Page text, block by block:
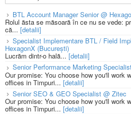
BTL Account Manager Senior @
Rolul ăsta se măsoară în ce nu se vede:
că... [detalii]
Specialist Implementare BTL / Field
HexagonX (București)
Lucrăm dintr-o hală... [detalii]
Senior Performance Marketing
Our promise: You choose how you'll work
offices in Timpuri... [detalii]
Senior SEO & GEO Specialist @ Zitec
Our promise: You choose how you'll work
offices in Timpuri... [detalii]